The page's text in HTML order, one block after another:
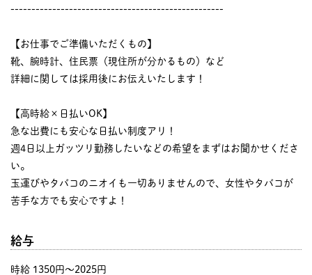
---------------------------------------------------
【お仕事でご準備いただくもの】
靴、腕時計、住民票（現住所が分かるもの）など
詳細に関しては採用後にお伝えいたします！
【高時給×日払いOK】
急な出費にも安心な日払い制度アリ！
週4日以上ガッツリ勤務したいなどの希望をまずはお聞かせくださ
い。
玉運びやタバコのニオイも一切ありませんので、女性やタバコが
苦手な方でも安心ですよ！
給与
時給 1350円〜2025円